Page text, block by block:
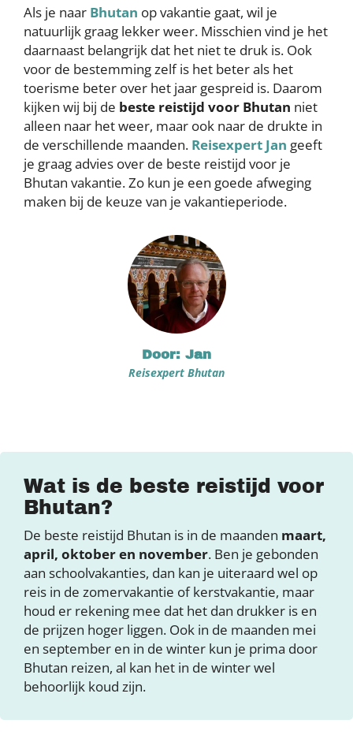
Als je naar Bhutan op vakantie gaat, wil je
natuurlijk graag lekker weer. Misschien vind je het
daarnaast belangrijk dat het niet te druk is. Ook
voor de bestemming zelf is het beter als het
toerisme beter over het jaar gespreid is. Daarom
kijken wij bij de beste reistijd voor Bhutan niet
alleen naar het weer, maar ook naar de drukte in
de verschillende maanden. Reisexpert Jan geeft
je graag advies over de beste reistijd voor je
Bhutan vakantie. Zo kun je een goede afweging
maken bij de keuze van je vakantieperiode.
Door: Jan
Reisexpert Bhutan
Wat is de beste reistijd voor
Bhutan?
De beste reistijd Bhutan is in de maanden maart,
april, oktober en november. Ben je gebonden
aan schoolvakanties, dan kan je uiteraard wel op
reis in de zomervakantie of kerstvakantie, maar
houd er rekening mee dat het dan drukker is en
de prijzen hoger liggen. Ook in de maanden mei
en september en in de winter kun je prima door
Bhutan reizen, al kan het in de winter wel
behoorlijk koud zijn.